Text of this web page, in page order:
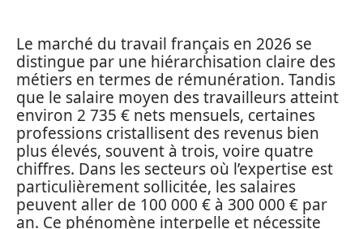
Le marché du travail français en 2026 se
distingue par une hiérarchisation claire des
métiers en termes de rémunération. Tandis
que le salaire moyen des travailleurs atteint
environ 2 735 € nets mensuels, certaines
professions cristallisent des revenus bien
plus élevés, souvent à trois, voire quatre
chiffres. Dans les secteurs où l’expertise est
particulièrement sollicitée, les salaires
peuvent aller de 100 000 € à 300 000 € par
an. Ce phénomène interpelle et nécessite